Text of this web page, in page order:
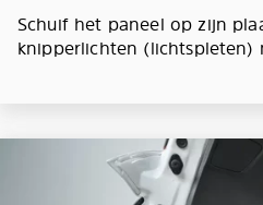
Schuif het paneel op zijn
knipperlichten (lichtspleten)